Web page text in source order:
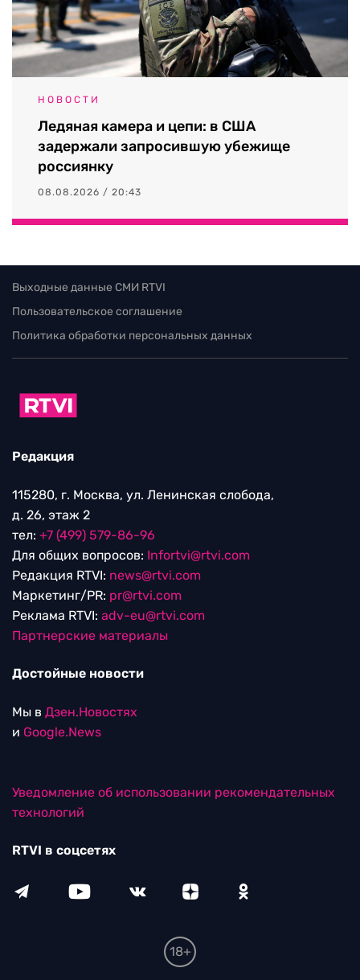
НОВОСТИ
Ледяная камера и цепи: в США
задержали запросившую убежище
россиянку
08.08.2026 / 20:43
Выходные данные СМИ RTVI
Пользовательское соглашение
Политика обработки персональных данных
Редакция
115280, г. Москва, ул. Ленинская слобода,
д. 26, этаж 2
тел: +7 (499) 579-86-96
Для общих вопросов: Infortvi@rtvi.com
Редакция RTVI: news@rtvi.com
Маркетинг/PR: pr@rtvi.com
Реклама RTVI: adv-eu@rtvi.com
Партнерские материалы
Достойные новости
Мы в Дзен.Новостях
и Google.News
Уведомление об использовании рекомендательных
технологий
RTVI в соцсетях
18+